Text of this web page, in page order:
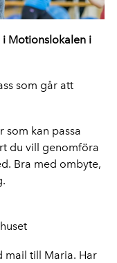
Motionslokalen i
som går att
som kan passa
du vill genomföra
Bra med ombyte,
mail till Maria. Har